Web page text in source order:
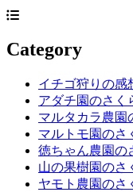
Category
イチゴ狩りの感
アダチ園のさく
マルタカラ農園
マルトモ園のさ
徳ちゃん農園の
山の果樹園のさ
ヤモト農園のさ